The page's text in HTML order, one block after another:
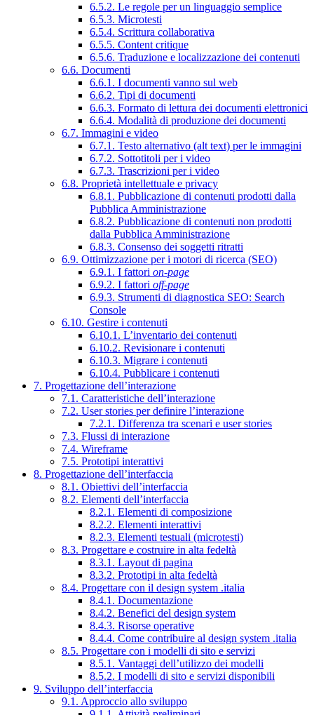
6.5.2. Le regole per un linguaggio semplice
6.5.3. Microtesti
6.5.4. Scrittura collaborativa
6.5.5. Content critique
6.5.6. Traduzione e localizzazione dei contenuti
6.6. Documenti
6.6.1. I documenti vanno sul web
6.6.2. Tipi di documenti
6.6.3. Formato di lettura dei documenti elettronici
6.6.4. Modalità di produzione dei documenti
6.7. Immagini e video
6.7.1. Testo alternativo (alt text) per le immagini
6.7.2. Sottotitoli per i video
6.7.3. Trascrizioni per i video
6.8. Proprietà intellettuale e privacy
6.8.1. Pubblicazione di contenuti prodotti dalla
Pubblica Amministrazione
6.8.2. Pubblicazione di contenuti non prodotti
dalla Pubblica Amministrazione
6.8.3. Consenso dei soggetti ritratti
6.9. Ottimizzazione per i motori di ricerca (SEO)
6.9.1. I fattori on-page
6.9.2. I fattori off-page
6.9.3. Strumenti di diagnostica SEO: Search
Console
6.10. Gestire i contenuti
6.10.1. L’inventario dei contenuti
6.10.2. Revisionare i contenuti
6.10.3. Migrare i contenuti
6.10.4. Pubblicare i contenuti
7. Progettazione dell’interazione
7.1. Caratteristiche dell’interazione
7.2. User stories per definire l’interazione
7.2.1. Differenza tra scenari e user stories
7.3. Flussi di interazione
7.4. Wireframe
7.5. Prototipi interattivi
8. Progettazione dell’interfaccia
8.1. Obiettivi dell’interfaccia
8.2. Elementi dell’interfaccia
8.2.1. Elementi di composizione
8.2.2. Elementi interattivi
8.2.3. Elementi testuali (microtesti)
8.3. Progettare e costruire in alta fedeltà
8.3.1. Layout di pagina
8.3.2. Prototipi in alta fedeltà
8.4. Progettare con il design system .italia
8.4.1. Documentazione
8.4.2. Benefici del design system
8.4.3. Risorse operative
8.4.4. Come contribuire al design system .italia
8.5. Progettare con i modelli di sito e servizi
8.5.1. Vantaggi dell’utilizzo dei modelli
8.5.2. I modelli di sito e servizi disponibili
9. Sviluppo dell’interfaccia
9.1. Approccio allo sviluppo